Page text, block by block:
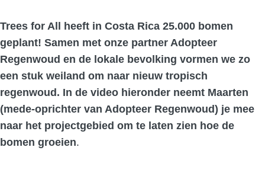
Trees for All heeft in Costa Rica 25.000 bomen
geplant! Samen met onze partner Adopteer
Regenwoud en de lokale bevolking vormen we zo
een stuk weiland om naar nieuw tropisch
regenwoud. In de video hieronder neemt Maarten
(mede-oprichter van Adopteer Regenwoud) je mee
naar het projectgebied om te laten zien hoe de
bomen groeien.